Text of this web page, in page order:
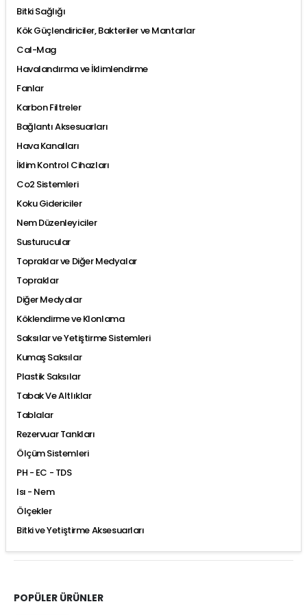
Bitki Sağlığı
Kök Güçlendiriciler, Bakteriler ve Mantarlar
Cal-Mag
Havalandırma ve İklimlendirme
Fanlar
Karbon Filtreler
Bağlantı Aksesuarları
Hava Kanalları
İklim Kontrol Cihazları
Co2 Sistemleri
Koku Gidericiler
Nem Düzenleyiciler
Susturucular
Topraklar ve Diğer Medyalar
Topraklar
Diğer Medyalar
Köklendirme ve Klonlama
Saksılar ve Yetiştirme Sistemleri
Kumaş Saksılar
Plastik Saksılar
Tabak Ve Altlıklar
Tablalar
Rezervuar Tankları
Ölçüm Sistemleri
PH - EC - TDS
Isı - Nem
Ölçekler
Bitki ve Yetiştirme Aksesuarları
POPÜLER ÜRÜNLER